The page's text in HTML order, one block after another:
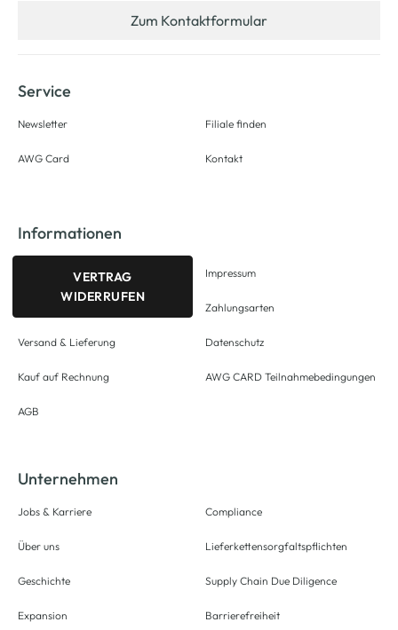
Zum Kontaktformular
Service
Newsletter
AWG Card
Filiale finden
Kontakt
Informationen
VERTRAG
WIDERRUFEN
Versand & Lieferung
Kauf auf Rechnung
AGB
Impressum
Zahlungsarten
Datenschutz
AWG CARD Teilnahmebedingungen
Unternehmen
Jobs & Karriere
Über uns
Geschichte
Expansion
Compliance
Lieferkettensorgfaltspflichten
Supply Chain Due Diligence
Barrierefreiheit